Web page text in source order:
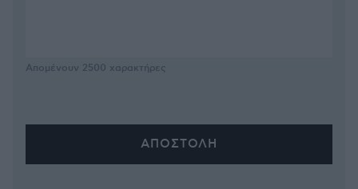
Απομένουν 2500 χαρακτήρες